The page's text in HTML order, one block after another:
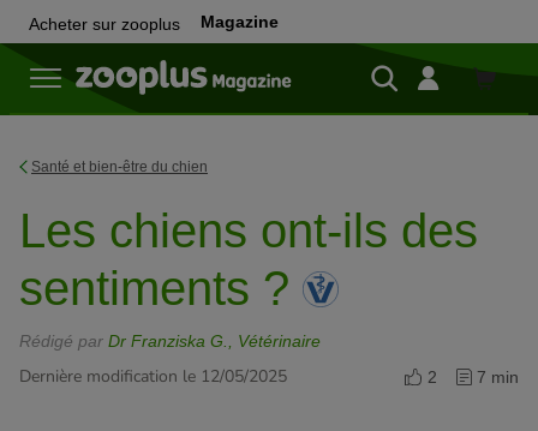
Acheter sur zooplus Magazine
Santé et bien-être du chien
Les chiens ont-ils des
sentiments ?
Rédigé par Dr Franziska G., Vétérinaire
Dernière modification le 12/05/2025 2 7 min